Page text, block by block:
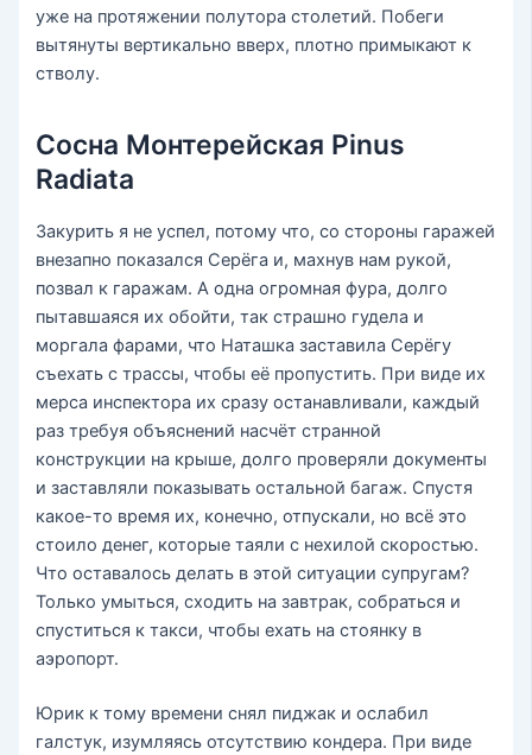
уже на протяжении полутора столетий. Побеги
вытянуты вертикально вверх, плотно примыкают к
стволу.
Сосна Монтерейская Pinus
Radiata
Закурить я не успел, потому что, со стороны гаражей
внезапно показался Серёга и, махнув нам рукой,
позвал к гаражам. А одна огромная фура, долго
пытавшаяся их обойти, так страшно гудела и
моргала фарами, что Наташка заставила Серёгу
съехать с трассы, чтобы её пропустить. При виде их
мерса инспектора их сразу останавливали, каждый
раз требуя объяснений насчёт странной
конструкции на крыше, долго проверяли документы
и заставляли показывать остальной багаж. Спустя
какое-то время их, конечно, отпускали, но всё это
стоило денег, которые таяли с нехилой скоростью.
Что оставалось делать в этой ситуации супругам?
Только умыться, сходить на завтрак, собраться и
спуститься к такси, чтобы ехать на стоянку в
аэропорт.
Юрик к тому времени снял пиджак и ослабил
галстук, изумляясь отсутствию кондера. При виде